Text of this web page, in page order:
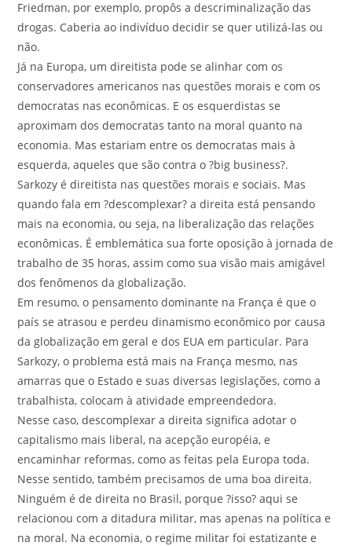
Friedman, por exemplo, propôs a descriminalização das
drogas. Caberia ao indivíduo decidir se quer utilizá-las ou
não.
Já na Europa, um direitista pode se alinhar com os
conservadores americanos nas questões morais e com os
democratas nas econômicas. E os esquerdistas se
aproximam dos democratas tanto na moral quanto na
economia. Mas estariam entre os democratas mais à
esquerda, aqueles que são contra o ?big business?.
Sarkozy é direitista nas questões morais e sociais. Mas
quando fala em ?descomplexar? a direita está pensando
mais na economia, ou seja, na liberalização das relações
econômicas. É emblemática sua forte oposição à jornada de
trabalho de 35 horas, assim como sua visão mais amigável
dos fenômenos da globalização.
Em resumo, o pensamento dominante na França é que o
país se atrasou e perdeu dinamismo econômico por causa
da globalização em geral e dos EUA em particular. Para
Sarkozy, o problema está mais na França mesmo, nas
amarras que o Estado e suas diversas legislações, como a
trabalhista, colocam à atividade empreendedora.
Nesse caso, descomplexar a direita significa adotar o
capitalismo mais liberal, na acepção européia, e
encaminhar reformas, como as feitas pela Europa toda.
Nesse sentido, também precisamos de uma boa direita.
Ninguém é de direita no Brasil, porque ?isso? aqui se
relacionou com a ditadura militar, mas apenas na política e
na moral. Na economia, o regime militar foi estatizante e